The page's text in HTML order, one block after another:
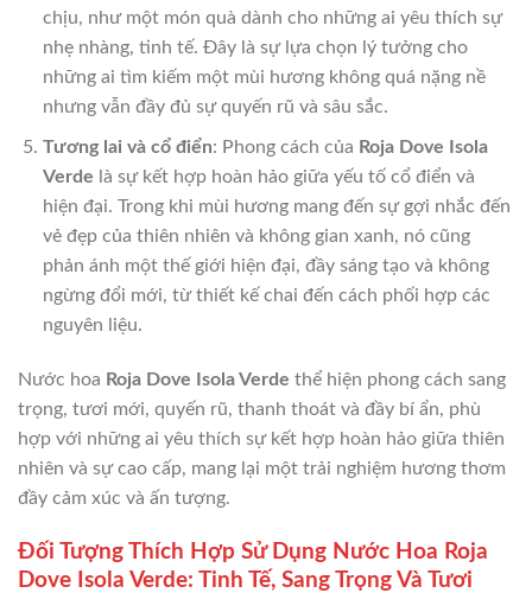
chịu, như một món quà dành cho những ai yêu thích sự
nhẹ nhàng, tinh tế. Đây là sự lựa chọn lý tưởng cho
những ai tìm kiếm một mùi hương không quá nặng nề
nhưng vẫn đầy đủ sự quyến rũ và sâu sắc.
Tương lai và cổ điển: Phong cách của Roja Dove Isola
Verde là sự kết hợp hoàn hảo giữa yếu tố cổ điển và
hiện đại. Trong khi mùi hương mang đến sự gợi nhắc đến
vẻ đẹp của thiên nhiên và không gian xanh, nó cũng
phản ánh một thế giới hiện đại, đầy sáng tạo và không
ngừng đổi mới, từ thiết kế chai đến cách phối hợp các
nguyên liệu.
Nước hoa Roja Dove Isola Verde thể hiện phong cách sang
trọng, tươi mới, quyến rũ, thanh thoát và đầy bí ẩn, phù
hợp với những ai yêu thích sự kết hợp hoàn hảo giữa thiên
nhiên và sự cao cấp, mang lại một trải nghiệm hương thơm
đầy cảm xúc và ấn tượng.
Đối Tượng Thích Hợp Sử Dụng Nước Hoa Roja
Dove Isola Verde: Tinh Tế, Sang Trọng Và Tươi